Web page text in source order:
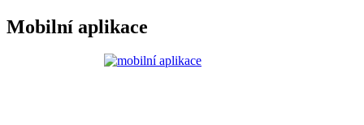
Mobilní aplikace